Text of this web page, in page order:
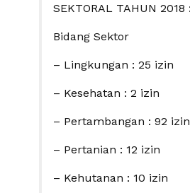
SEKTORAL TAHUN 2018 :
Bidang Sektor
– Lingkungan : 25 izin
– Kesehatan : 2 izin
– Pertambangan : 92 izin
– Pertanian : 12 izin
– Kehutanan : 10 izin